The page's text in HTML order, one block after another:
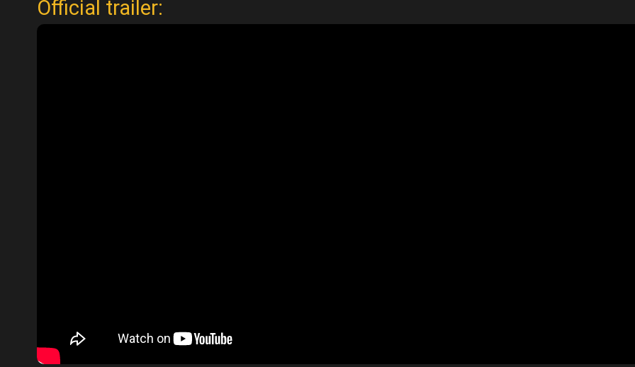
Official trailer: